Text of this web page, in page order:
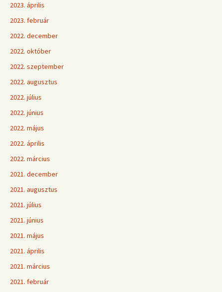
2023. április
2023. február
2022. december
2022. október
2022. szeptember
2022. augusztus
2022. július
2022. június
2022. május
2022. április
2022. március
2021. december
2021. augusztus
2021. július
2021. június
2021. május
2021. április
2021. március
2021. február